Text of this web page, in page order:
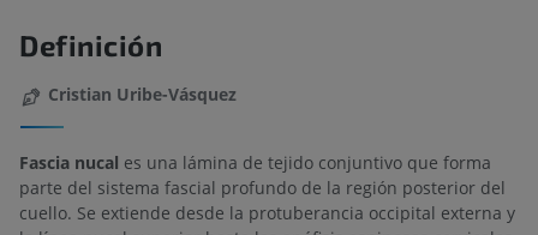
Definición
Cristian Uribe-Vásquez
Fascia nucal es una lámina de tejido conjuntivo que forma
parte del sistema fascial profundo de la región posterior del
cuello. Se extiende desde la protuberancia occipital externa y